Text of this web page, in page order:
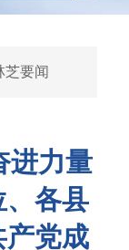
芝要闻
进力量
各县
产党成